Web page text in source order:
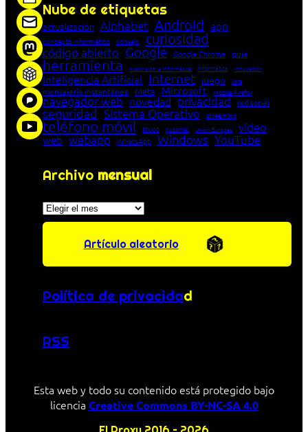
Nube de etiquetas
actualización Alphabet Android app
concepto informático consejo curiosidad
código abierto Google Google Chrome guía
herramienta historia de la Informática Informática innovación
Inteligencia Artificial Internet juego lista
mensajería instantánea Meta Microsoft Mozilla Firefox
navegador web novedad privacidad red social
seguridad Sistema Operativo streaming
teléfono móvil truco tutorial Unión Europea vídeo
web webapp WhatsApp Windows YouTube
Archivo mensual
Archivos
Artículo aleatorio
Política de privacidad
RSS
Esta web y todo su contenido está protegido bajo
licencia Creative Commons BY-NC-SA 4.0